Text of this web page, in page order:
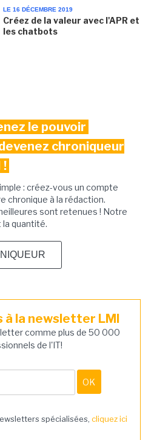
LE 16 DÉCEMBRE 2019
Créez de la valeur avec l'APR et
les chatbots
le pouvoir
chroniqueur
!
: créez-vous un compte
chronique à la rédaction.
sont retenues ! Notre
la quantité.
à la newsletter LMI
comme plus de 50 000
de l'IT!
spécialisées, cliquez ici